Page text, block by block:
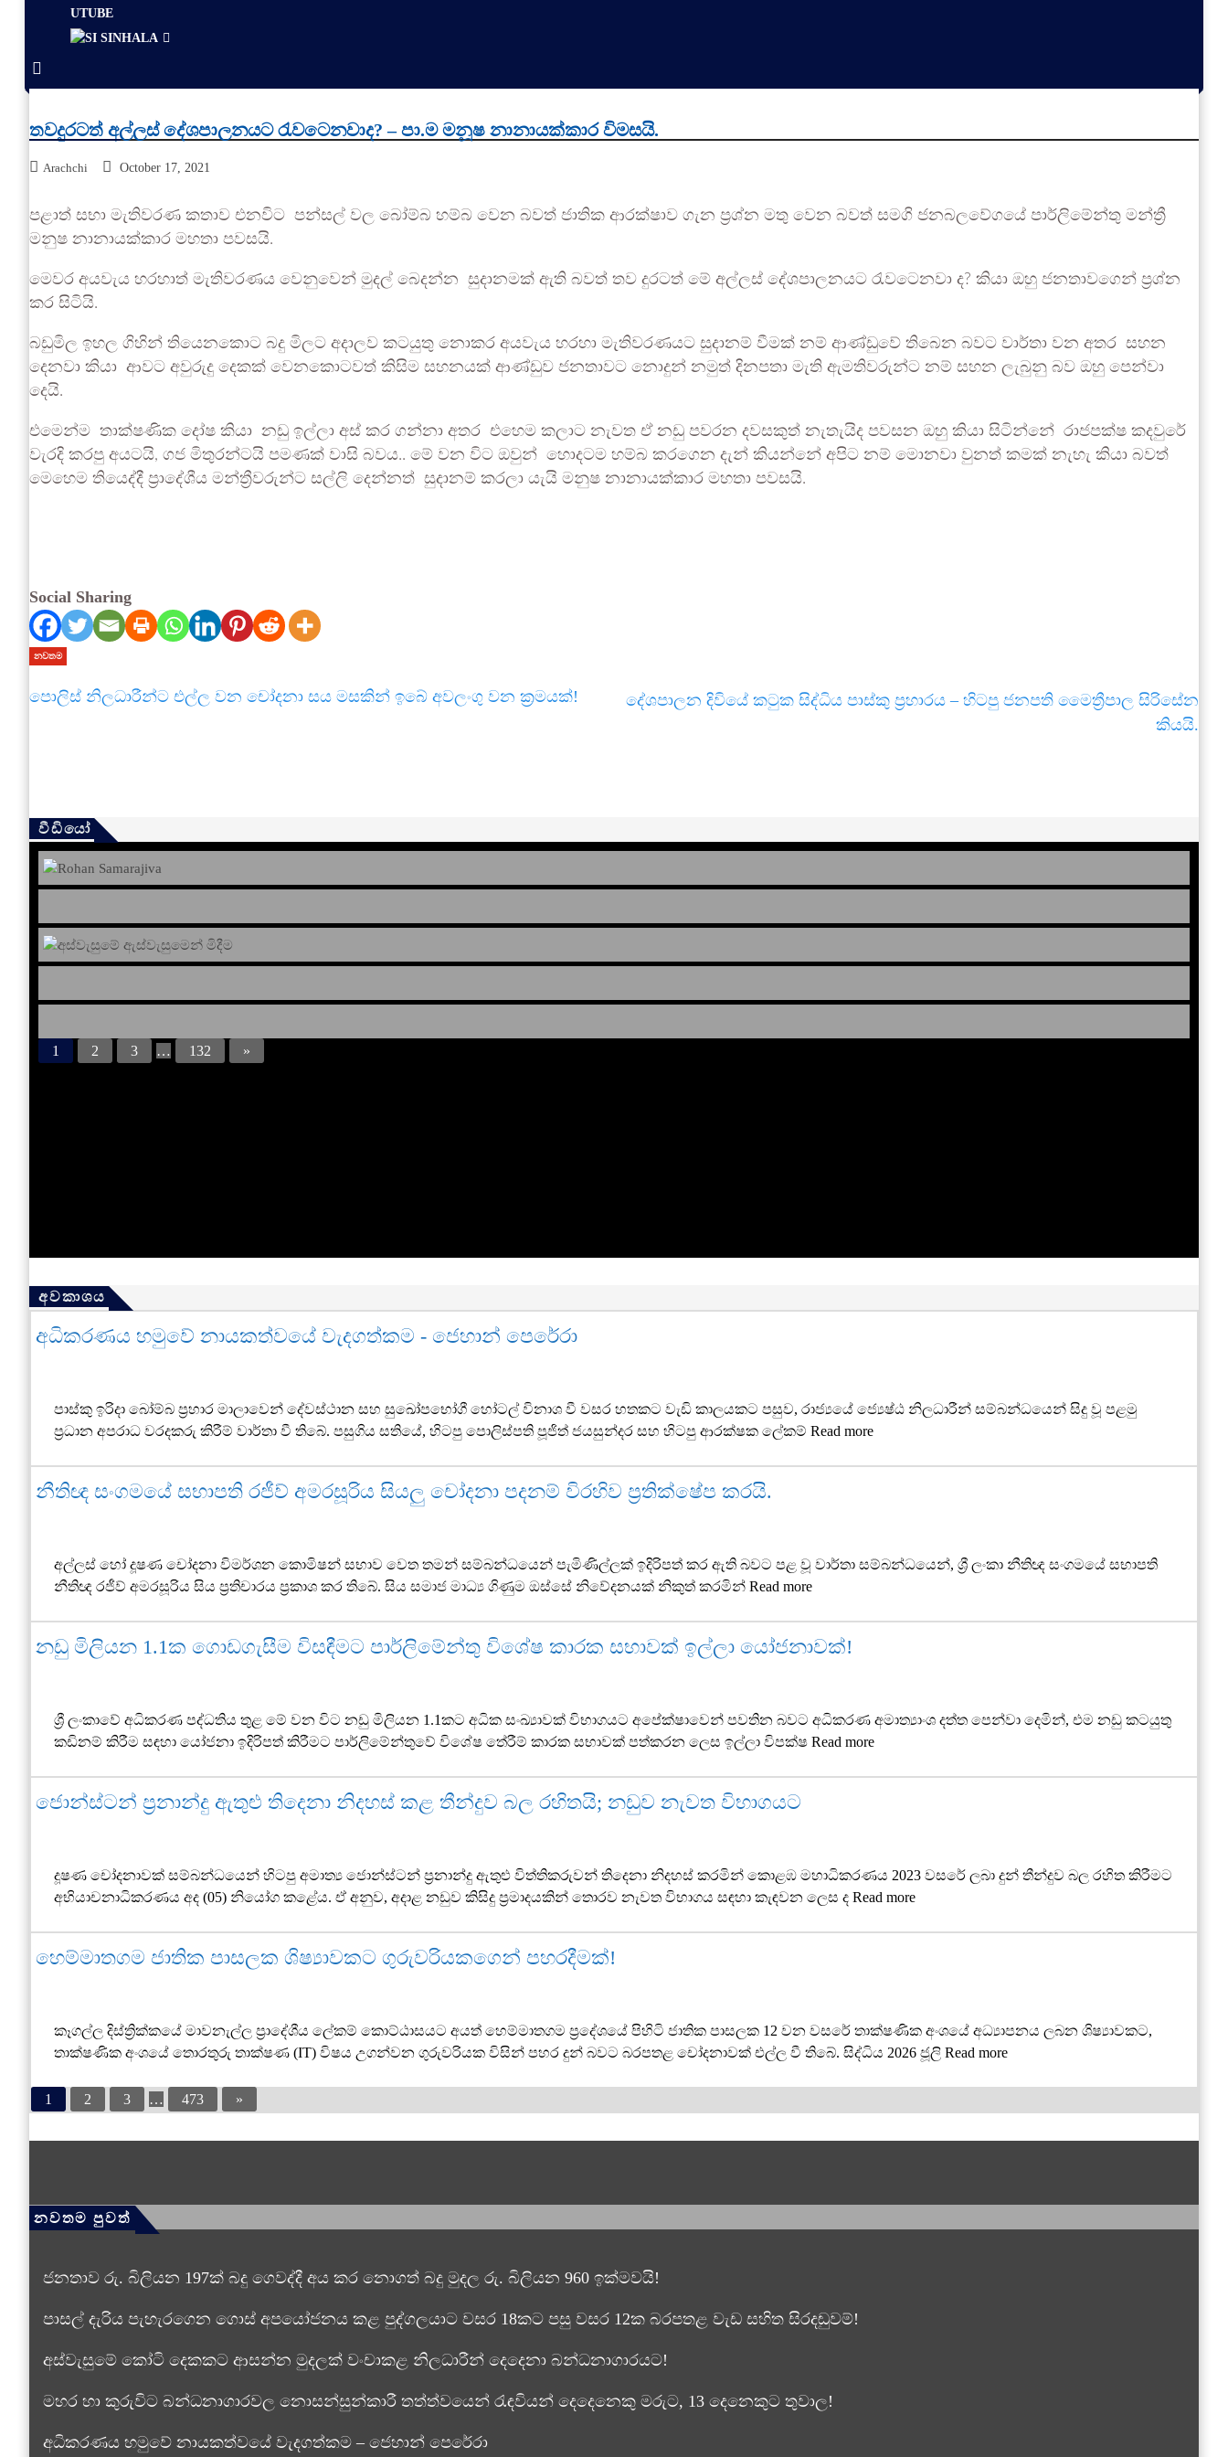
UTUBE
SINHALA
තවදුරටත් අල්ලස් දේශපාලනයට රැවටෙනවාද? – පා.ම මනූෂ නානායක්කාර විමසයි.
Arachchi October 17, 2021
පළාත් සභා මැතිවරණ කතාව එනවිට පන්සල් වල බෝම්බ හම්බ වෙන බවත් ජාතික ආරක්ෂාව ගැන ප්‍රශ්න මතු වෙන බවත් සමගි ජනබලවේගයේ පාර්ලිමේන්තු මන්ත්‍රී
මනුෂ නානායක්කාර මහතා පවසයි.
මෙවර අයවැය හරහාත් මැතිවරණය වෙනුවෙන් මුදල් බෙදන්න සුදානමක් ඇති බවත් තව දුරටත් මේ අල්ලස් දේශපාලනයට රැවටෙනවා ද? කියා ඔහු ජනතාවගෙන් ප්‍රශ්න
කර සිටියි.
බඩුමිල ඉහල ගිහින් තියෙනකොට බදු මිලට අදාලව කටයුතු නොකර අයවැය හරහා මැතිවරණයට සුදානම් වීමක් නම් ආණ්ඩුවේ තිබෙන බවට වාර්තා වන අතර සහන
දෙනවා කියා ආවට අවුරුදු දෙකක් වෙනකොටවත් කිසිම සහනයක් ආණ්ඩුව ජනතාවට නොදුන් නමුත් දිනපතා මැති ඇමතිවරුන්ට නම් සහන ලැබුනු බව ඔහු පෙන්වා
දෙයි.
එමෙන්ම තාක්ෂණික දෝෂ කියා නඩු ඉල්ලා අස් කර ගන්නා අතර එහෙම කලාට නැවත ඒ නඩු පවරන දවසකුත් නැතැයිද පවසන ඔහු කියා සිටින්නේ රාජපක්ෂ කදවුරේ
වැරදි කරපු අයටයි, ගජ මිතුරන්ටයි පමණක් වාසි බවය.. මේ වන විට ඔවුන් හොදටම හම්බ කරගෙන දැන් කියන්නේ අපිට නම් මොනවා වුනත් කමක් නැහැ කියා බවත්
මෙහෙම තියෙද්දී ප්‍රාදේශීය මන්ත්‍රීවරුන්ට සල්ලි දෙන්නත් සුදානම් කරලා යැයි මනුෂ නානායක්කාර මහතා පවසයි.
Social Sharing
නවතම
පොලිස් නිලධාරීන්ට එල්ල වන චෝදනා සය මසකින් ඉබේ අවලංගු වන ක්‍රමයක්!
දේශපාලන දිවියේ කටුක සිද්ධිය පාස්කු ප්‍රහාරය – හිටපු ජනපති මෛත්‍රීපාල සිරිසේන
කියයි.
වීඩියෝ
1 2 3 … 132 »
අවකාශය
අධිකරණය හමුවේ නායකත්වයේ වැදගත්කම - ජෙහාන් පෙරේරා
පාස්කු ඉරිදා බෝම්බ ප්‍රහාර මාලාවෙන් දේවස්ථාන සහ සුඛෝපභෝගී හෝටල් විනාශ වී වසර හතකට වැඩි කාලයකට පසුව, රාජ්‍යයේ ජ්‍යෙෂ්ඨ නිලධාරීන් සම්බන්ධයෙන් සිදු වූ පළමු
ප්‍රධාන අපරාධ වරදකරු කිරීම් වාර්තා වී තිබේ. පසුගිය සතියේ, හිටපු පොලිස්පති පූජිත් ජයසුන්දර සහ හිටපු ආරක්ෂක ලේකම් Read more
නීතිඥ සංගමයේ සභාපති රජීව් අමරසූරිය සියලු චෝදනා පදනම් විරහිව ප්‍රතික්ෂේප කරයි.
අල්ලස් හෝ දූෂණ චෝදනා විමර්ශන කොමිෂන් සභාව වෙත තමන් සම්බන්ධයෙන් පැමිණිල්ලක් ඉදිරිපත් කර ඇති බවට පළ වූ වාර්තා සම්බන්ධයෙන්, ශ්‍රී ලංකා නීතිඥ සංගමයේ සභාපති
නීතිඥ රජීව් අමරසූරිය සිය ප්‍රතිචාරය ප්‍රකාශ කර තිබේ. සිය සමාජ මාධ්‍ය ගිණුම ඔස්සේ නිවේදනයක් නිකුත් කරමින් Read more
නඩු මිලියන 1.1ක ගොඩගැසීම විසඳීමට පාර්ලිමේන්තු විශේෂ කාරක සභාවක් ඉල්ලා යෝජනාවක්!
ශ්‍රී ලංකාවේ අධිකරණ පද්ධතිය තුළ මේ වන විට නඩු මිලියන 1.1කට අධික සංඛ්‍යාවක් විභාගයට අපේක්ෂාවෙන් පවතින බවට අධිකරණ අමාත්‍යාංශ දත්ත පෙන්වා දෙමින්, එම නඩු කටයුතු
කඩිනම් කිරීම සඳහා යෝජනා ඉදිරිපත් කිරීමට පාර්ලිමේන්තුවේ විශේෂ තේරීම් කාරක සභාවක් පත්කරන ලෙස ඉල්ලා විපක්ෂ Read more
ජොන්ස්ටන් ප්‍රනාන්දු ඇතුළු තිදෙනා නිදහස් කළ තීන්දුව බල රහිතයි; නඩුව නැවත විභාගයට
දූෂණ චෝදනාවක් සම්බන්ධයෙන් හිටපු අමාත්‍ය ජොන්ස්ටන් ප්‍රනාන්දු ඇතුළු විත්තිකරුවන් තිදෙනා නිදහස් කරමින් කොළඹ මහාධිකරණය 2023 වසරේ ලබා දුන් තීන්දුව බල රහිත කිරීමට
අභියාචනාධිකරණය අද (05) නියෝග කළේය. ඒ අනුව, අදාළ නඩුව කිසිදු ප්‍රමාදයකින් තොරව නැවත විභාගය සඳහා කැඳවන ලෙස ද Read more
හෙම්මාතගම ජාතික පාසලක ශිෂ්‍යාවකට ගුරුවරියකගෙන් පහරදීමක්!
කෑගල්ල දිස්ත්‍රික්කයේ මාවනැල්ල ප්‍රාදේශීය ලේකම් කොට්ඨාසයට අයත් හෙම්මාතගම ප්‍රදේශයේ පිහිටි ජාතික පාසලක 12 වන වසරේ තාක්ෂණික අංශයේ අධ්‍යාපනය ලබන ශිෂ්‍යාවකට,
තාක්ෂණික අංශයේ තොරතුරු තාක්ෂණ (IT) විෂය උගන්වන ගුරුවරියක විසින් පහර දුන් බවට බරපතළ චෝදනාවක් එල්ල වී තිබේ. සිද්ධිය 2026 ජූලි Read more
1 2 3 … 473 »
නවතම පුවත්
ජනතාව රු. බිලියන 197ක් බදු ගෙවද්දී අය කර නොගත් බදු මුදල රු. බිලියන 960 ඉක්මවයි!
පාසල් දැරිය පැහැරගෙන ගොස් අපයෝජනය කළ පුද්ගලයාට වසර 18කට පසු වසර 12ක බරපතළ වැඩ සහිත සිරදඬුවම්!
අස්වැසුමේ කෝටි දෙකකට ආසන්න මුදලක් වංචාකළ නිලධාරීන් දෙදෙනා බන්ධනාගාරයට!
මහර හා කුරුවිට බන්ධනාගාරවල නොසන්සුන්කාරී තත්ත්වයෙන් රැඳවියන් දෙදෙනෙකු මරුට, 13 දෙනෙකුට තුවාල!
අධිකරණය හමුවේ නායකත්වයේ වැදගත්කම – ජෙහාන් පෙරේරා